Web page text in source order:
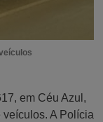
em Céu Azul,
A Polícia